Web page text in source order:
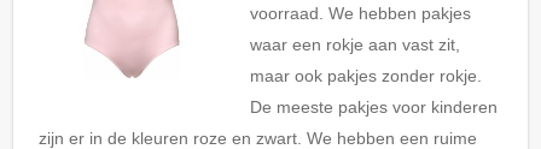
voorraad. We hebben pakjes
waar een rokje aan vast zit,
maar ook pakjes zonder rokje.
De meeste pakjes voor kinderen
zijn er in de kleuren roze en zwart. We hebben een ruime